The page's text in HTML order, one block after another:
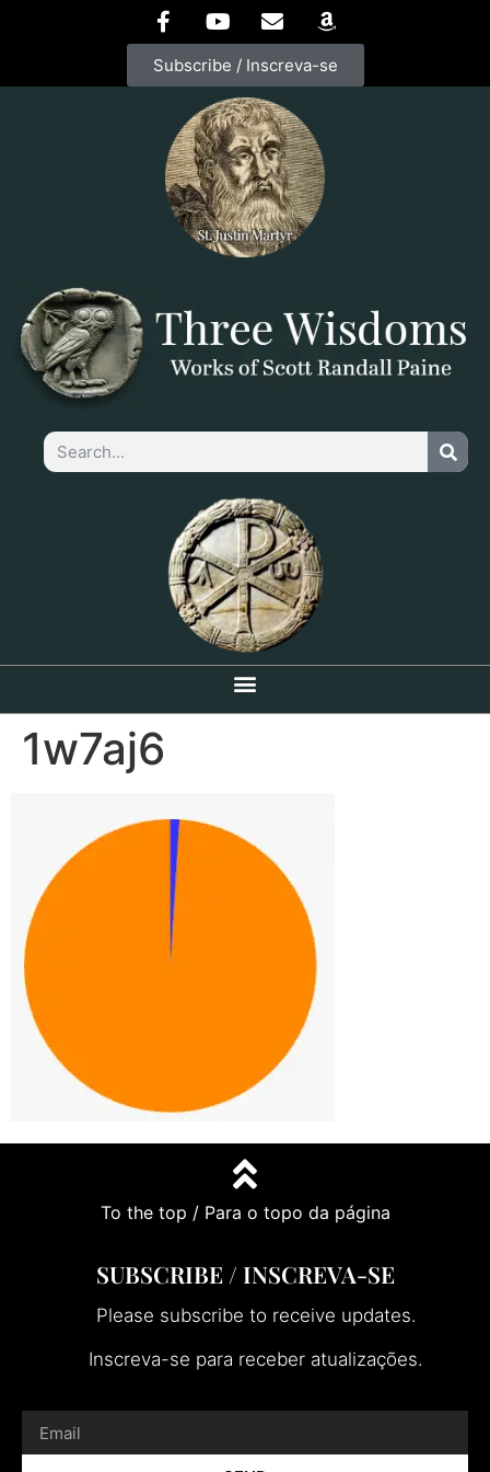
Subscribe / Inscreva-se
1w7aj6
To the top / Para o topo da página
SUBSCRIBE / INSCREVA-SE
Please subscribe to receive updates.
Inscreva-se para receber atualizações.